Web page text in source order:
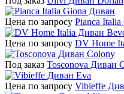
Цена по запросу Pianca
Цена по запросу DV Home
Под заказ Tosconova Диван
Цена по запросу Vibieffe